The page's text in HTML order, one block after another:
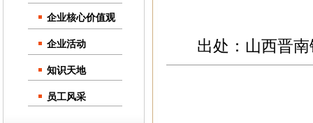
企业核心价值观
企业活动
知识天地
员工风采
出处：山西晋